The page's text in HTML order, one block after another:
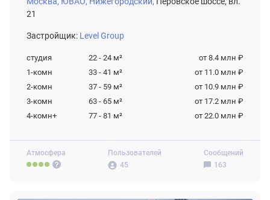
Атмосфера
Пользователей
45
Сообщений
163
21
Застройщик: Level Group
студия 22 - 24 м²
от 8.4 млн ₽
1-комн
33 - 41 м²
от 11.0 млн ₽
2-комн
37 - 59 м²
от 10.9 млн ₽
3-комн
63 - 65 м²
от 17.2 млн ₽
4-комн+
77 - 81 м² от 22.0 млн ₽